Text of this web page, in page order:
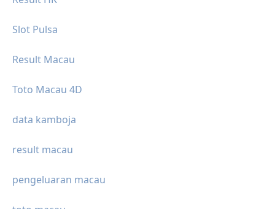
Slot Pulsa
Result Macau
Toto Macau 4D
data kamboja
result macau
pengeluaran macau